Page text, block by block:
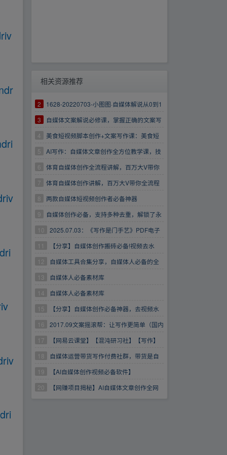
相关资源推荐
2
1628-20220703-小图图·自媒体解说从0到1
课程详解，影视动漫解说文案创作方式
3
自媒体文案解说必修课，掌握正确的文案写
作方式，作品必火的条件
4
美食短视频脚本创作+文案写作课：美食短
视频博主必备技能
5
AI写作：自媒体文章创作全方位教学课，技
能提升+实操训练
6
体育自媒体创作全流程讲解，百万大V带你
全流程学习体育自媒体短视频文案创作、视频制
作和账号运营
7
体育自媒体创作讲解，百万大V带你全流程
学习体育自媒体短视频文案创作、视频制作和账
号运营0.3G
8
两款自媒体短视频创作者必备神器
9
自媒体创作必备，支持多种去重，解锁了永
久VIP
10
2025.07.03：《写作是门手艺》PDF电子
书｜写作教程+创作技巧（自媒体学生必读）
11
【分享】自媒体创作搬砖必备!视频去水
印!md5去重!
12
自媒体工具合集分享，自媒体人必备的全
套工具
13
自媒体人必备素材库
14
自媒体人必备素材库
15
【分享】自媒体创作必备神器，去视频水
印，去重视频解锁高级版
16
2017.09文案摇滚帮：让写作更简单（国内
唯一高质高产的原创文案类自媒体文案摇滚帮首
次发声）
17
【网易云课堂】【混沌研习社】【写作】
【自媒体】【创作】【课程大合集】【先看目
录】【4年有效】
18
自媒体运营带货写作付费社群，带货是自
媒体人必须掌握的能力
19
【AI自媒体创作视频必备软件】
FramePackV1.2一键整合包电脑版【95.1GB】
20
【网赚项目揭秘】AI自媒体文章创作全网